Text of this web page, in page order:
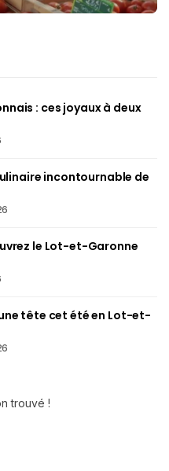
: ces joyaux à deux
incontournable de
le Lot-et-Garonne
tête cet été en Lot-et-
trouvé !